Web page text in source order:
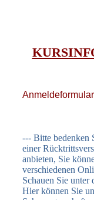
--- Bitte bedenken
einer
anbieten, Sie
verschiedenen
Schauen Sie
Hier können Sie